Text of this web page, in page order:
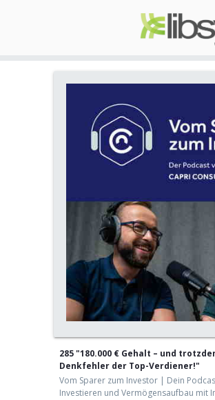
285 "180.000 € Gehalt – und
Denkfehler der Top-Verdiener!"
Vom Sparer zum Investor | Dein
Investieren und Vermögensaufbau mit